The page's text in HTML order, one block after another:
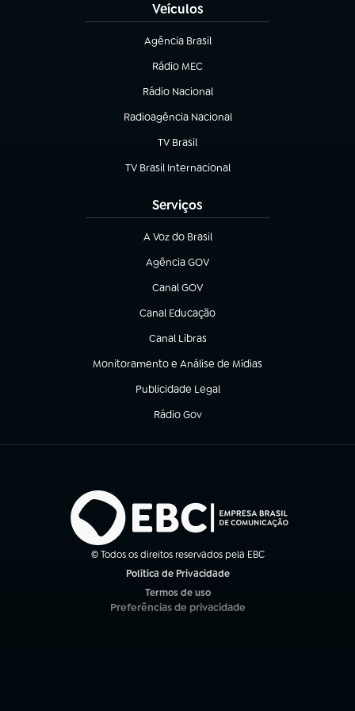
Veículos
Agência Brasil
(abre em nova aba)
Rádio MEC
(abre em nova aba)
Rádio Nacional
Radioagência Nacional
(abre em nova aba)
TV Brasil
(abre em nova aba)
TV Brasil Internacional
(abre em nova aba)
Serviços
A Voz do Brasil
(abre em nova aba)
Agência GOV
(abre em nova aba)
Canal GOV
(abre em nova aba)
Canal Educação
(abre em nova aba)
Canal Libras
(abre em nova aba)
Monitoramento e Análise de Mídias
(abre em nova aba)
Publicidade Legal
(abre em nova aba)
Rádio Gov
(abre em nova aba)
© Todos os direitos reservados pela EBC
Política de Privacidade
Termos de uso
(abre em nova aba)
Preferências de privacidade